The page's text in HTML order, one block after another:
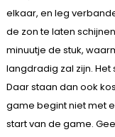
elkaar, en leg
de zon te laten
minuutje de stuk,
langdradig zal zijn. Het
Daar staan dan ook
game begint niet met
start van de game.